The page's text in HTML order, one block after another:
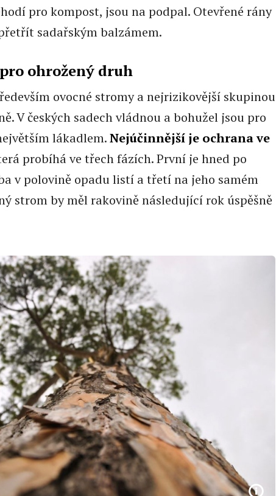
pro kompost, jsou na podpal. Otevřené rány
sadařským balzámem.
ohrožený druh
ovocné stromy a nejrizikovější skupinou
V českých sadech vládnou a bohužel jsou pro
lákadlem.Nejúčinnější je ochrana ve
probíhá ve třech fázích. První je hned po
v polovině opadu listí a třetí na jeho samém
strom by měl rakovině následující rok úspěšně